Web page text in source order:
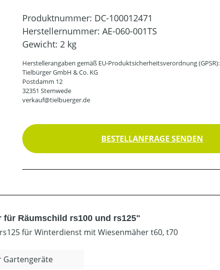
Produktnummer: DC-100012471
Herstellernummer: AE-060-001TS
Gewicht: 2 kg
Herstellerangaben gemäß EU-Produktsicherheitsverordnung (GPSR):
Tielbürger GmbH & Co. KG
Postdamm 12
32351 Stemwede
verkauf@tielbuerger.de
BESTELLANFRAGE SENDEN
Räumschild rs100 und rs125"
für Winterdienst mit Wiesenmäher t60, t70
Gartengeräte